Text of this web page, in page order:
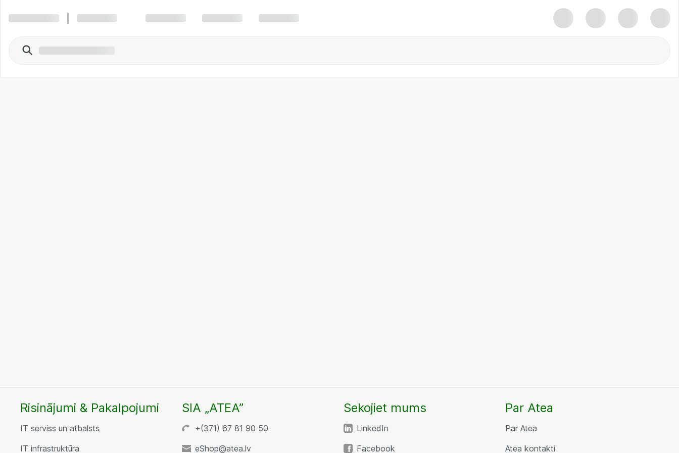
Risinājumi & Pakalpojumi
IT serviss un atbalsts
IT infrastruktūra
SIA „ATEA”
+(371) 67 81 90 50
eShop@atea.lv
Sekojiet mums
LinkedIn
Facebook
Par Atea
Par Atea
Atea kontakti